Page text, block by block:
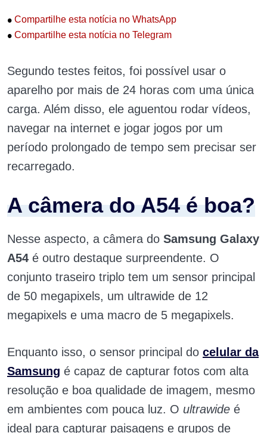
• Compartilhe esta notícia no WhatsApp
• Compartilhe esta notícia no Telegram
Segundo testes feitos, foi possível usar o
aparelho por mais de 24 horas com uma única
carga. Além disso, ele aguentou rodar vídeos,
navegar na internet e jogar jogos por um
período prolongado de tempo sem precisar ser
recarregado.
A câmera do A54 é boa?
Nesse aspecto, a câmera do Samsung Galaxy
A54 é outro destaque surpreendente. O
conjunto traseiro triplo tem um sensor principal
de 50 megapixels, um ultrawide de 12
megapixels e uma macro de 5 megapixels.
Enquanto isso, o sensor principal do celular da
Samsung é capaz de capturar fotos com alta
resolução e boa qualidade de imagem, mesmo
em ambientes com pouca luz. O ultrawide é
ideal para capturar paisagens e grupos de